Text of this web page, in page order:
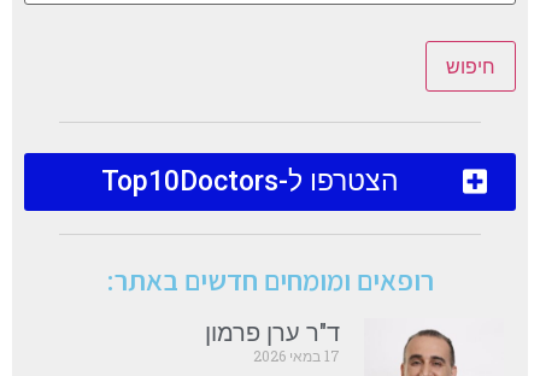
חיפוש
הצטרפו ל-Top10Doctors
רופאים ומומחים חדשים באתר:
ד"ר ערן פרמון
17 במאי 2026